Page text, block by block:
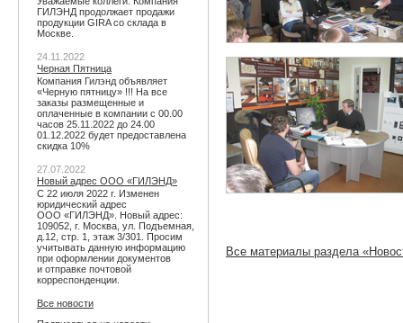
Все материалы раздела
ГИЛЭНД продолжает продажи
продукции GIRA со склада в
Москве.
24.11.2022
Черная Пятница
Компания Гилэнд объявляет
«Черную пятницу» !!! На все
заказы размещенные и
оплаченные в компании с 00.00
часов 25.11.2022 до 24.00
01.12.2022 будет предоставлена
скидка 10%
27.07.2022
Новый адрес ООО «ГИЛЭНД»
С 22 июля 2022 г. Изменен
юридический адрес
ООО «ГИЛЭНД». Новый адрес:
109052, г. Москва, ул. Подъемная,
д.12, стр. 1, этаж 3/301. Просим
учитывать данную информацию
при оформлении документов
и отправке почтовой
корреспонденции.
Все новости